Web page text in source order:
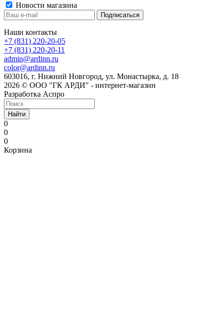
Новости магазина
Наши контакты
+7 (831) 220-20-05
+7 (831) 220-20-11
admin@ardinn.ru
color@ardinn.ru
603016, г. Нижний Новгород, ул. Монастырка, д. 18
2026 © ООО "ГК АРДИ" - интернет-магазин
Разработка Аспро
Найти
0
0
0
Корзина